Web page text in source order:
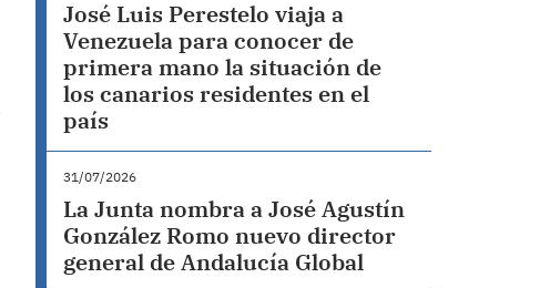
José Luis Perestelo viaja a
Venezuela para conocer de
primera mano la situación de
los canarios residentes en el
país
31/07/2026
La Junta nombra a José Agustín
González Romo nuevo director
general de Andalucía Global